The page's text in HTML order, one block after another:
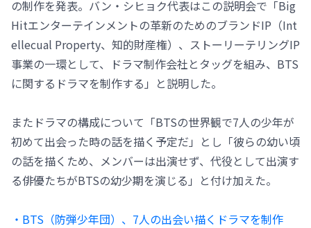
の制作を発表。バン・シヒョク代表はこの説明会で「Big
Hitエンターテインメントの革新のためのブランドIP（Int
ellecual Property、知的財産権）、ストーリーテリングIP
事業の一環として、ドラマ制作会社とタッグを組み、BTS
に関するドラマを制作する」と説明した。
またドラマの構成について「BTSの世界観で7人の少年が
初めて出会った時の話を描く予定だ」とし「彼らの幼い頃
の話を描くため、メンバーは出演せず、代役として出演す
る俳優たちがBTSの幼少期を演じる」と付け加えた。
・BTS（防弾少年団）、7人の出会い描くドラマを制作